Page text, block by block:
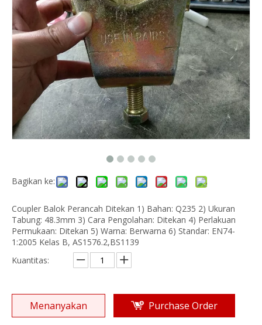
Bagikan ke:
Coupler Balok Perancah Ditekan 1) Bahan: Q235 2) Ukuran
Tabung: 48.3mm 3) Cara Pengolahan: Ditekan 4) Perlakuan
Permukaan: Ditekan 5) Warna: Berwarna 6) Standar: EN74-
1:2005 Kelas B, AS1576.2,BS1139
Kuantitas:
Menanyakan Purchase Order